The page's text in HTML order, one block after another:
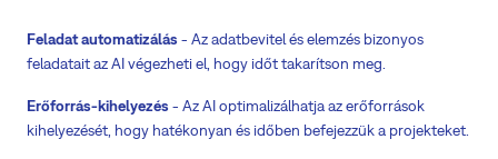
Feladat automatizálás - Az adatbevitel és elemzés bizonyos
feladatait az AI végezheti el, hogy időt takarítson meg.
Erőforrás-kihelyezés - Az AI optimalizálhatja az erőforrások
kihelyezését, hogy hatékonyan és időben befejezzük a projekteket.